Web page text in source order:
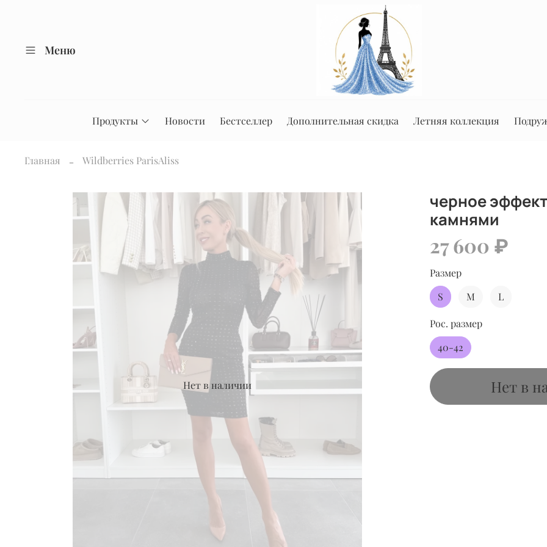
Меню
Продукты Новости Бестселлер Дополнительная скидка Летняя коллекция
Главная Wildberries ParisAliss
Нет в наличии
черное
камнями
27 600 ₽
Нет в
Размер
S
M L
Рос. размер
40-42